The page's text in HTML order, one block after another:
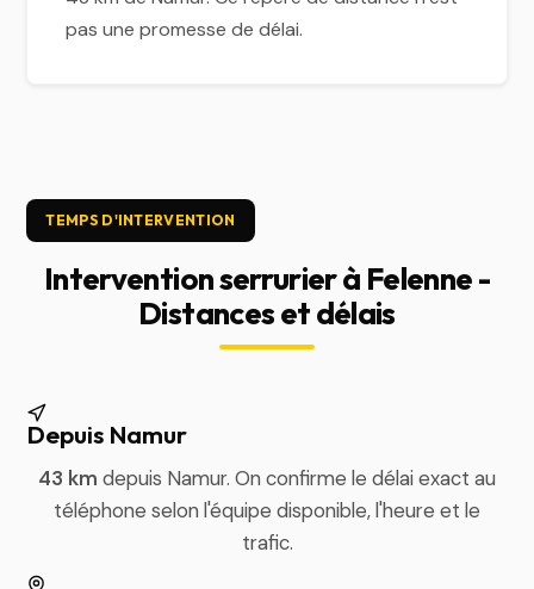
pas une promesse de délai.
TEMPS D'INTERVENTION
Intervention serrurier à Felenne -
Distances et délais
Depuis Namur
43 km depuis Namur. On confirme le délai exact au
téléphone selon l'équipe disponible, l'heure et le
trafic.